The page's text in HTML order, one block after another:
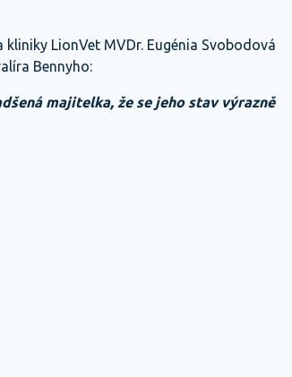
LionVet MVDr. Eugénia Svobodová
Bennyho:
majitelka, že se jeho stav výrazně